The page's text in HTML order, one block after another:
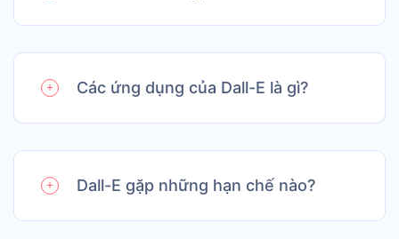
Các ứng dụng của Dall-E là gì?
Dall-E gặp những hạn chế nào?